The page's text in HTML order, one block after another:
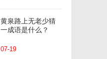
黄泉路上无老少猜
一成语是什么？
07-19